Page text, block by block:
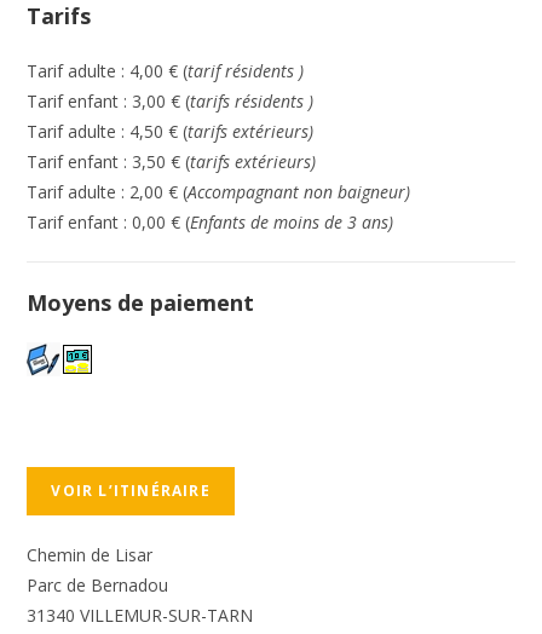
Tarifs
Tarif adulte : 4,00 € (tarif résidents )
Tarif enfant : 3,00 € (tarifs résidents )
Tarif adulte : 4,50 € (tarifs extérieurs)
Tarif enfant : 3,50 € (tarifs extérieurs)
Tarif adulte : 2,00 € (Accompagnant non baigneur)
Tarif enfant : 0,00 € (Enfants de moins de 3 ans)
Moyens de paiement
VOIR L’ITINÉRAIRE
Chemin de Lisar
Parc de Bernadou
31340 VILLEMUR-SUR-TARN